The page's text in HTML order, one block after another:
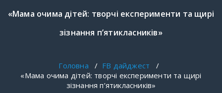
«Мама очима дітей: творчі експерименти та щирі
зізнання п’ятикласників»
Головна / FB дайджест /
«Мама очима дітей: творчі експерименти та щирі
зізнання п’ятикласників»